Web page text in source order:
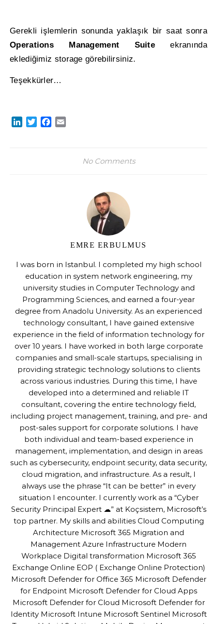
Gerekli işlemlerin sonunda yaklaşık bir saat sonra
Operations Management Suite ekranında
eklediğimiz storage görebilirsiniz.
Teşekkürler…
LinkedIn
TwitterFacebook
No Comments
EMRE ERBULMUS
I was born in Istanbul. I completed my high school
education in system network engineering, my
university studies in Computer Technology and
Programming Sciences, and earned a four-year
degree from Anadolu University. As an experienced
technology consultant, I have gained extensive
experience in the field of information technology for
over 10 years. I have worked in both large corporate
companies and small-scale startups, specialising in
providing strategic technology solutions to clients
across various industries. During this time, I have
developed into a determined and reliable IT
consultant, covering the entire technology field,
including project management, training, and pre- and
post-sales support for corporate solutions. I have
both individual and team-based experience in
management, implementation, and design in areas
such as cybersecurity, endpoint security, data security,
cloud migration, and infrastructure. As a result, I
always use the phrase “It can be better” in every
situation I encounter. I currently work as a “Cyber
Security Principal Expert ☁” at Koçsistem, Microsoft’s
top partner. My skills and abilities Cloud Computing
Architecture Microsoft 365 Migration and
Management Azure Infrastructure Modern
Workplace Digital transformation Microsoft 365
Exchange Online EOP ( Exchange Online Protection)
Microsoft Defender for Office 365 Microsoft Defender
for Endpoint Microsoft Defender for Cloud Apps
Microsoft Defender for Cloud Microsoft Defender for
Identity Microsoft Intune Microsoft Sentinel Microsoft